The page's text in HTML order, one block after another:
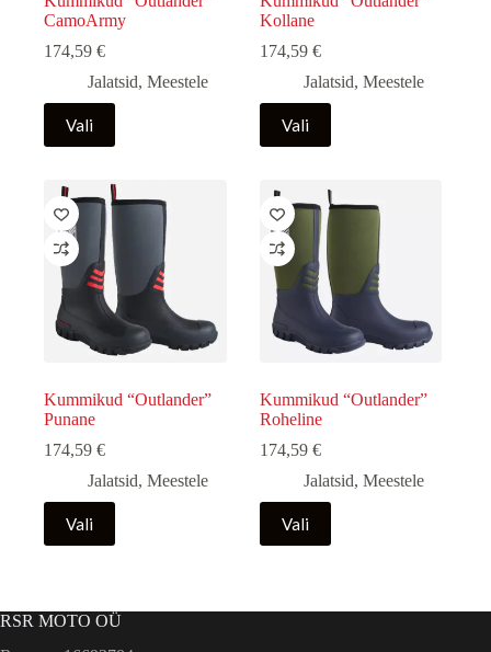
CamoArmy
174,59 €
Jalatsid, Meestele
Vali
Sellel
tootel
on
varianti.
Valikuid
saab
teha
tootelehel.
Kollane
174,59 €
Jalatsid, Meestele
Vali
Sellel
tootel
on
varianti.
Valikuid
saab
teha
tootelehel.
Kummikud “Outlander”
Punane
174,59 €
Jalatsid, Meestele
Vali
Sellel
tootel
on
Valikuid
saab
teha
Kummikud “Outlander”
Roheline
174,59 €
Jalatsid, Meestele
Vali
Sellel
tootel
on
Valikuid
RSR MOTO OÜ